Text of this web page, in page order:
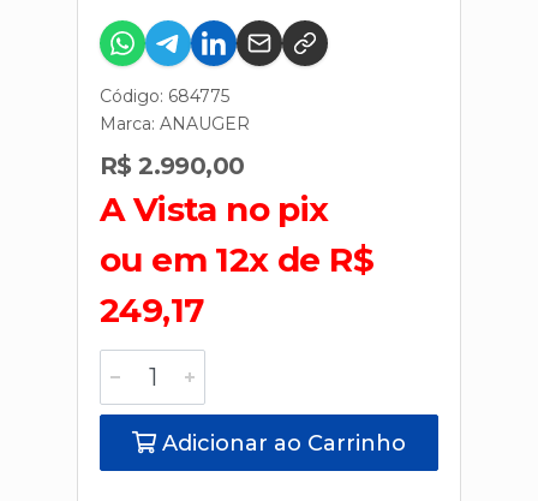
Código: 684775
Marca: ANAUGER
R$ 2.990,00
A Vista no pix
ou em 12x de R$
249,17
Adicionar ao Carrinho